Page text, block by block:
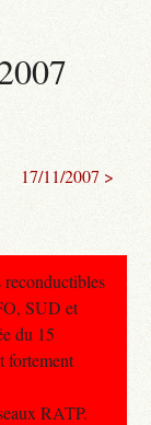
17/11/2007 >
SUD et
du 15
fortement
RATP.